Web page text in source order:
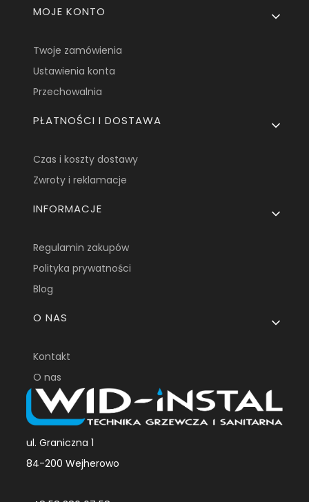
Linki w stopce
MOJE KONTO
Twoje zamówienia
Ustawienia konta
Przechowalnia
PŁATNOŚCI I DOSTAWA
Czas i koszty dostawy
Zwroty i reklamacje
INFORMACJE
Regulamin zakupów
Polityka prywatności
Blog
O NAS
Kontakt
O nas
ul. Graniczna 1
84-200 Wejherowo